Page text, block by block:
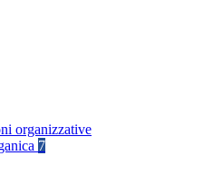
organizzative
7